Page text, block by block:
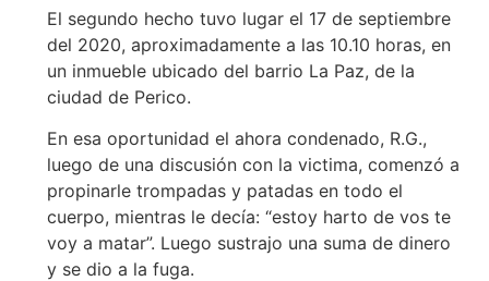
El segundo hecho tuvo lugar el 17 de septiembre
del 2020, aproximadamente a las 10.10 horas, en
un inmueble ubicado del barrio La Paz, de la
ciudad de Perico.
En esa oportunidad el ahora condenado, R.G.,
luego de una discusión con la victima, comenzó a
propinarle trompadas y patadas en todo el
cuerpo, mientras le decía: “estoy harto de vos te
voy a matar”. Luego sustrajo una suma de dinero
y se dio a la fuga.